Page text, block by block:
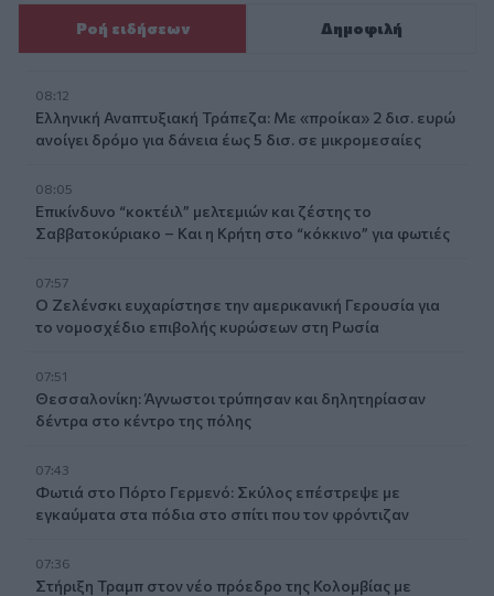
Ροή ειδήσεων Δημοφιλή
08:12
Ελληνική Αναπτυξιακή Τράπεζα: Με «προίκα» 2 δισ. ευρώ
ανοίγει δρόμο για δάνεια έως 5 δισ. σε μικρομεσαίες
08:05
Επικίνδυνο “κοκτέιλ” μελτεμιών και ζέστης το
Σαββατοκύριακο – Και η Κρήτη στο “κόκκινο” για φωτιές
07:57
Ο Ζελένσκι ευχαρίστησε την αμερικανική Γερουσία για
το νομοσχέδιο επιβολής κυρώσεων στη Ρωσία
07:51
Θεσσαλονίκη: Άγνωστοι τρύπησαν και δηλητηρίασαν
δέντρα στο κέντρο της πόλης
07:43
Φωτιά στο Πόρτο Γερμενό: Σκύλος επέστρεψε με
εγκαύματα στα πόδια στο σπίτι που τον φρόντιζαν
07:36
Στήριξη Τραμπ στον νέο πρόεδρο της Κολομβίας με